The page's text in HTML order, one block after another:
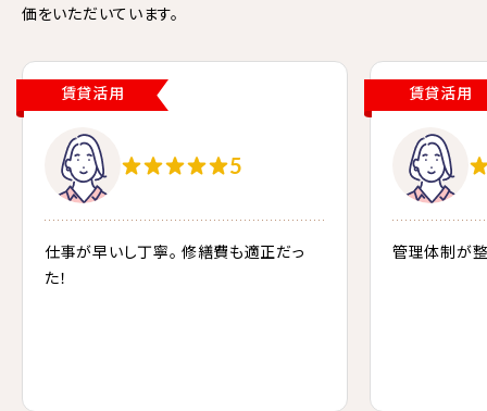
価をいただいています。
賃貸活用
5
仕事が早いし丁寧。 修繕費も適正だっ
た！
賃貸活用
管理体制が整